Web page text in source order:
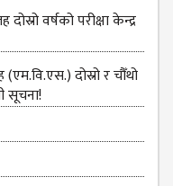
वर्षको परीक्षा केन्द्र
दोस्रो र चौँथो
सूचना!